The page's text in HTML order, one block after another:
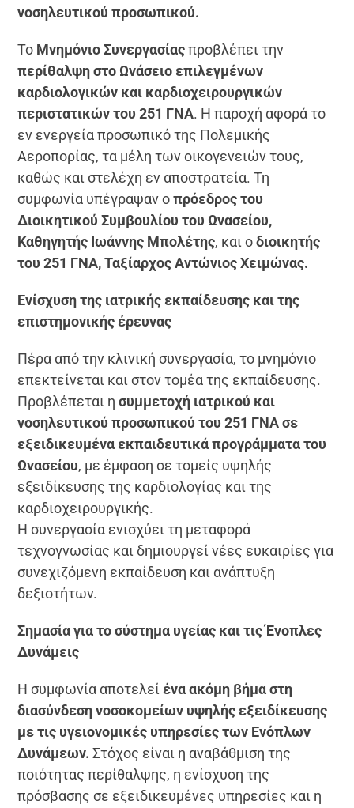
νοσηλευτικού προσωπικού.
Το Μνημόνιο Συνεργασίαςπροβλέπει την
περίθαλψη στο Ωνάσειο επιλεγμένων
καρδιολογικών και καρδιοχειρουργικών
περιστατικών του 251 ΓΝΑ. Η παροχή αφορά το
εν ενεργεία προσωπικό της Πολεμικής
Αεροπορίας, τα μέλη των οικογενειών τους,
καθώς και στελέχη εν αποστρατεία. Τη
συμφωνία υπέγραψαν οπρόεδρος του
Διοικητικού Συμβουλίου του Ωνασείου,
Καθηγητής Ιωάννης Μπολέτης, και οδιοικητής
του 251 ΓΝΑ, Ταξίαρχος Αντώνιος Χειμώνας.
Ενίσχυση της ιατρικής εκπαίδευσης και της
επιστημονικής έρευνας
Πέρα από την κλινική συνεργασία, το μνημόνιο
επεκτείνεται και στον τομέα της εκπαίδευσης.
Προβλέπεται ησυμμετοχή ιατρικού και
νοσηλευτικού προσωπικού του 251 ΓΝΑ σε
εξειδικευμένα εκπαιδευτικά προγράμματα του
Ωνασείου, με έμφαση σε τομείς υψηλής
εξειδίκευσης της καρδιολογίας και της
καρδιοχειρουργικής.
Η συνεργασία ενισχύει τη μεταφορά
τεχνογνωσίας και δημιουργεί νέες ευκαιρίες για
συνεχιζόμενη εκπαίδευση και ανάπτυξη
δεξιοτήτων.
Σημασία για το σύστημα υγείας και τις Ένοπλες
Δυνάμεις
Η συμφωνία αποτελεί ένα ακόμη βήμα στη
διασύνδεση νοσοκομείων υψηλής εξειδίκευσης
με τις υγειονομικές υπηρεσίες των Ενόπλων
Δυνάμεων. Στόχος είναι η αναβάθμιση της
ποιότητας περίθαλψης, η ενίσχυση της
πρόσβασης σε εξειδικευμένες υπηρεσίες και η